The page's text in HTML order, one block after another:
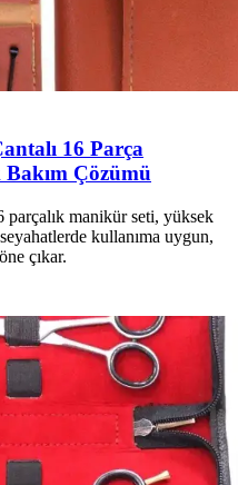
16 Parça
Çözümü
parçalık manikür seti, yüksek
kullanıma uygun,
çıkar.